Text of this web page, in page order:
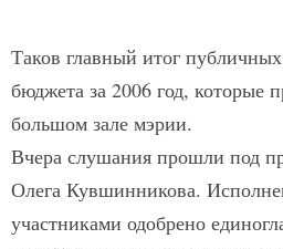
Таков главный итог
бюджета за 2006 год, которые
большом зале мэрии.
Вчера слушания прошли под
Олега Кувшинникова.
участниками одобрено